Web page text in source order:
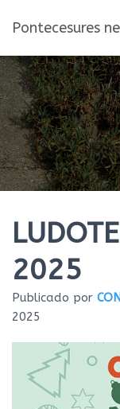
Pontecesures
2025
Publicado por
2025